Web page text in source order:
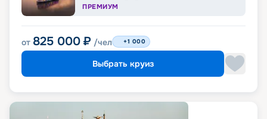
ПРЕМИУМ
от 825 000 ₽ /чел +1 000
Выбрать круиз